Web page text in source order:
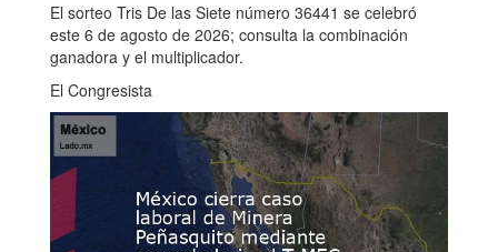
El sorteo Tris De las Siete número 36441 se celebró
este 6 de agosto de 2026; consulta la combinación
ganadora y el multiplicador.
El Congresista